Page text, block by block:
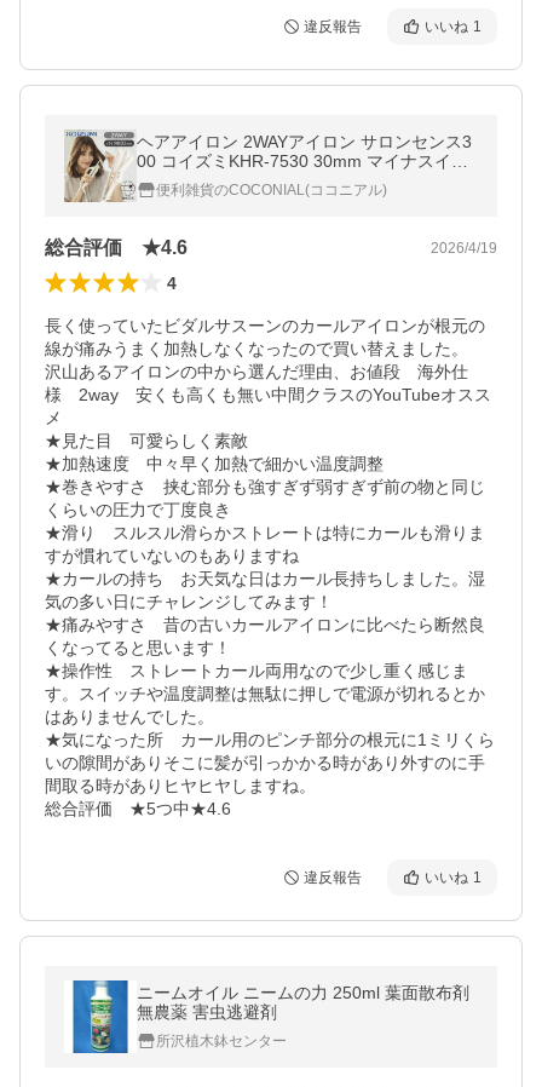
違反報告 いいね 1
ヘアアイロン 2WAYアイロン サロンセンス3
00 コイズミKHR-7530 30mm マイナスイオ
ン カール ストレートアイロン ヘアーアイロ
ン コテ KHR7530C||
便利雑貨のCOCONIAL(ココニアル)
総合評価 ★4.6 2026/4/19
4
長く使っていたビダルサスーンのカールアイロンが根元の
線が痛みうまく加熱しなくなったので買い替えました。
沢山あるアイロンの中から選んだ理由、お値段　海外仕
様　2way　安くも高くも無い中間クラスのYouTubeオスス
メ
★見た目　可愛らしく素敵
★加熱速度　中々早く加熱で細かい温度調整
★巻きやすさ　挟む部分も強すぎず弱すぎず前の物と同じ
くらいの圧力で丁度良き
★滑り　スルスル滑らかストレートは特にカールも滑りま
すが慣れていないのもありますね
★カールの持ち　お天気な日はカール長持ちしました。湿
気の多い日にチャレンジしてみます！
★痛みやすさ　昔の古いカールアイロンに比べたら断然良
くなってると思います！
★操作性　ストレートカール両用なので少し重く感じま
す。スイッチや温度調整は無駄に押しで電源が切れるとか
はありませんでした。
★気になった所　カール用のピンチ部分の根元に1ミリくら
いの隙間がありそこに髪が引っかかる時があり外すのに手
間取る時がありヒヤヒヤしますね。
違反報告 いいね 1
ニームオイル ニームの力 250ml 葉面散布剤
無農薬 害虫逃避剤
所沢植木鉢センター